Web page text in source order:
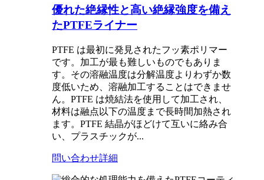
優れた絶縁性と高い絶縁強度を備え
たPTFEライナー
PTFE は最初に発見されたフッ素ポリマー
です。加工が最も難しいものでもありま
す。その溶融温度は分解温度よりわずか数
度低いため、溶融加工することはできませ
ん。PTFE は焼結法を使用して加工され、
材料は融点以下の温度まで長時間加熱され
ます。PTFE 結晶がほどけて互いに絡み合
い、プラスチックが...
問い合わせ詳細